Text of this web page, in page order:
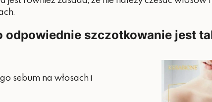
odpowiednie szczotkowanie jest
sebum na włosach i